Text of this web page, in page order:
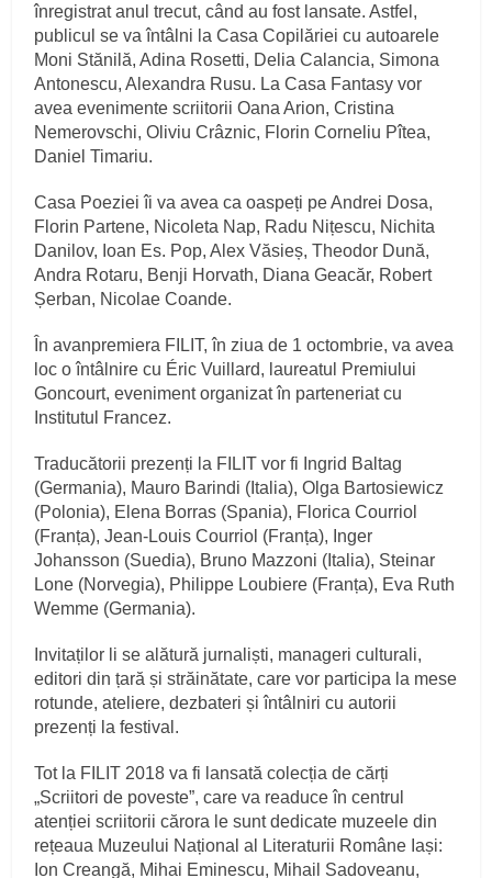
înregistrat anul trecut, când au fost lansate. Astfel,
publicul se va întâlni la Casa Copilăriei cu autoarele
Moni Stănilă, Adina Rosetti, Delia Calancia, Simona
Antonescu, Alexandra Rusu. La Casa Fantasy vor
avea evenimente scriitorii Oana Arion, Cristina
Nemerovschi, Oliviu Crâznic, Florin Corneliu Pîtea,
Daniel Timariu.
Casa Poeziei îi va avea ca oaspeți pe Andrei Dosa,
Florin Partene, Nicoleta Nap, Radu Nițescu, Nichita
Danilov, Ioan Es. Pop, Alex Văsieș, Theodor Dună,
Andra Rotaru, Benji Horvath, Diana Geacăr, Robert
Șerban, Nicolae Coande.
În avanpremiera FILIT, în ziua de 1 octombrie, va avea
loc o întâlnire cu Éric Vuillard, laureatul Premiului
Goncourt, eveniment organizat în parteneriat cu
Institutul Francez.
Traducătorii prezenți la FILIT vor fi Ingrid Baltag
(Germania), Mauro Barindi (Italia), Olga Bartosiewicz
(Polonia), Elena Borras (Spania), Florica Courriol
(Franța), Jean-Louis Courriol (Franța), Inger
Johansson (Suedia), Bruno Mazzoni (Italia), Steinar
Lone (Norvegia), Philippe Loubiere (Franța), Eva Ruth
Wemme (Germania).
Invitaților li se alătură jurnaliști, manageri culturali,
editori din țară și străinătate, care vor participa la mese
rotunde, ateliere, dezbateri și întâlniri cu autorii
prezenți la festival.
Tot la FILIT 2018 va fi lansată colecția de cărți
„Scriitori de poveste”, care va readuce în centrul
atenției scriitorii cărora le sunt dedicate muzeele din
rețeaua Muzeului Național al Literaturii Române Iași:
Ion Creangă, Mihai Eminescu, Mihail Sadoveanu,